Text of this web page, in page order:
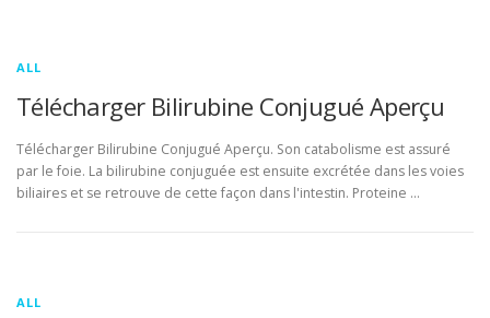
ALL
Télécharger Bilirubine Conjugué Aperçu
Télécharger Bilirubine Conjugué Aperçu. Son catabolisme est assuré
par le foie. La bilirubine conjuguée est ensuite excrétée dans les voies
biliaires et se retrouve de cette façon dans l'intestin. Proteine …
ALL